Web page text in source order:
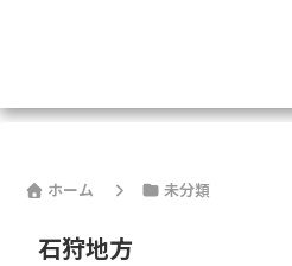
ホーム 未分類
石狩地方